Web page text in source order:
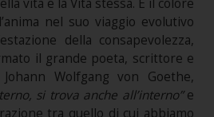
vita e la Vita stessa. È il colore
nel suo viaggio evolutivo
della consapevolezza,
il grande poeta, scrittore e
Wolfgang von Goethe,
si trova anche all’interno”e